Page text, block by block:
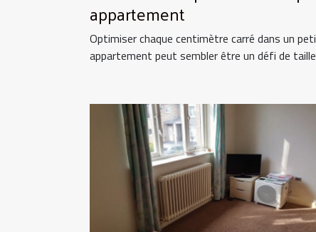
appartement
Optimiser chaque centimètre carré dans un
appartement peut sembler être un défi de